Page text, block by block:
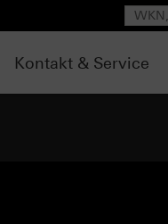
Suche
Kontakt & Service